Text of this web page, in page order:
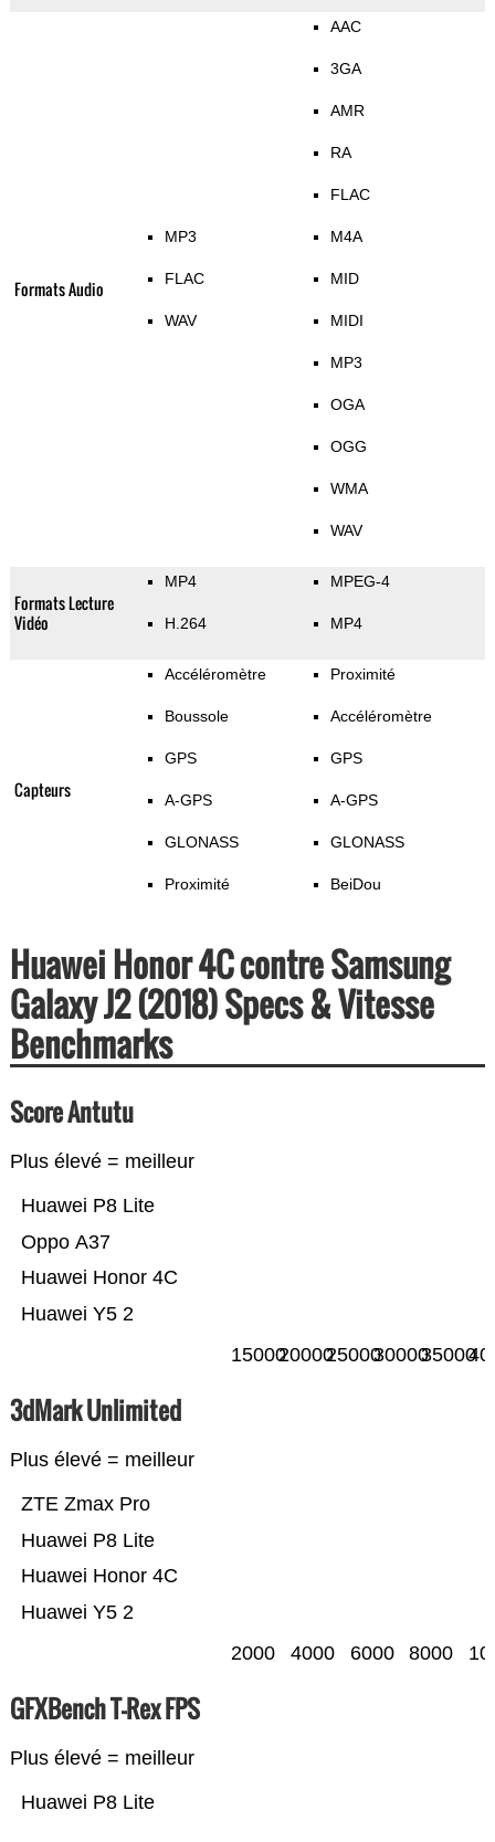
Formats Audio
MP3
FLAC
WAV
AAC
3GA
AMR
RA
FLAC
M4A
MID
MIDI
MP3
OGA
OGG
WMA
WAV
Formats Lecture
Vidéo
MP4
H.264
MPEG-4
MP4
Capteurs
Accéléromètre
Boussole
GPS
A-GPS
GLONASS
Proximité
Proximité
Accéléromètre
GPS
A-GPS
GLONASS
BeiDou
Huawei Honor 4C contre Samsung
Galaxy J2 (2018) Specs & Vitesse
Benchmarks
Score Antutu
Plus élevé = meilleur
Huawei Y5 2
Huawei Honor 4C
Oppo A37
Huawei P8 Lite
1500020000250003000035000
3dMark Unlimited
Plus élevé = meilleur
Huawei Y5 2
Huawei Honor 4C
Huawei P8 Lite
ZTE Zmax Pro
2000 4000 6000 8000
GFXBench T-Rex FPS
Plus élevé = meilleur
Huawei P8 Lite